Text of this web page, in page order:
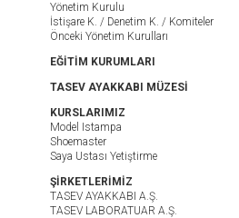
Yönetim Kurulu
İstişare K. / Denetim K. / Komiteler
Önceki Yönetim Kurulları
EĞİTİM KURUMLARI
TASEV AYAKKABI MÜZESİ
KURSLARIMIZ
Model Istampa
Shoemaster
Saya Ustası Yetiştirme
ŞİRKETLERİMİZ
TASEV AYAKKABI A.Ş.
TASEV LABORATUAR A.Ş.